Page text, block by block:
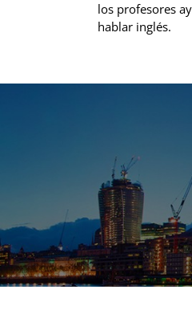
los profesores
hablar inglés.